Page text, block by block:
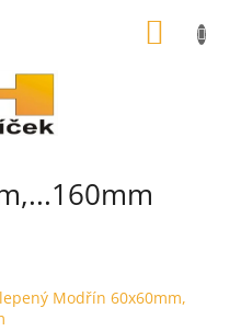
Modřín 60x60mm,